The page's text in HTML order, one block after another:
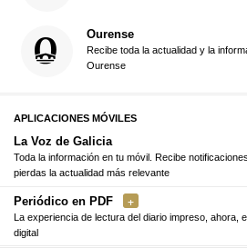
Ourense
Recibe toda la actualidad y la
Ourense
APLICACIONES MÓVILES
La Voz de Galicia
Toda la información en tu móvil. Recibe
pierdas la actualidad más relevante
Periódico en PDF
La experiencia de lectura del diario impreso, ahora,
digital